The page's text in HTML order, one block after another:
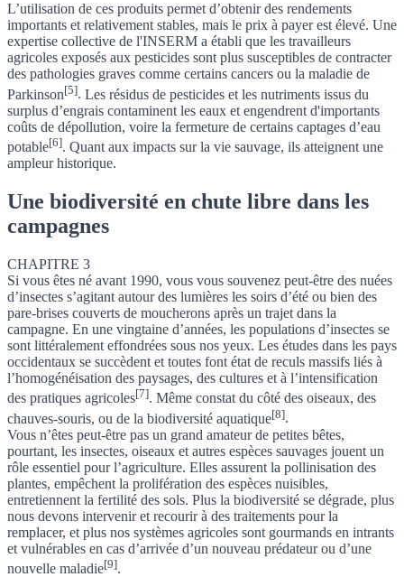
L’utilisation de ces produits permet d’obtenir des rendements
importants et relativement stables, mais le prix à payer est élevé. Une
expertise collective de l'INSERM a établi que les travailleurs
agricoles exposés aux pesticides sont plus susceptibles de contracter
des pathologies graves comme certains cancers ou la maladie de
Parkinson[5]. Les résidus de pesticides et les nutriments issus du
surplus d’engrais contaminent les eaux et engendrent d'importants
coûts de dépollution, voire la fermeture de certains captages d’eau
potable[6]. Quant aux impacts sur la vie sauvage, ils atteignent une
ampleur historique.
Une biodiversité en chute libre dans les
campagnes
CHAPITRE 3
Si vous êtes né avant 1990, vous vous souvenez peut-être des nuées
d’insectes s’agitant autour des lumières les soirs d’été ou bien des
pare-brises couverts de moucherons après un trajet dans la
campagne. En une vingtaine d’années, les populations d’insectes se
sont littéralement effondrées sous nos yeux. Les études dans les pays
occidentaux se succèdent et toutes font état de reculs massifs liés à
l’homogénéisation des paysages, des cultures et à l’intensification
des pratiques agricoles[7]. Même constat du côté des oiseaux, des
chauves-souris, ou de la biodiversité aquatique[8].
Vous n’êtes peut-être pas un grand amateur de petites bêtes,
pourtant, les insectes, oiseaux et autres espèces sauvages jouent un
rôle essentiel pour l’agriculture. Elles assurent la pollinisation des
plantes, empêchent la prolifération des espèces nuisibles,
entretiennent la fertilité des sols. Plus la biodiversité se dégrade, plus
nous devons intervenir et recourir à des traitements pour la
remplacer, et plus nos systèmes agricoles sont gourmands en intrants
et vulnérables en cas d’arrivée d’un nouveau prédateur ou d’une
nouvelle maladie[9].